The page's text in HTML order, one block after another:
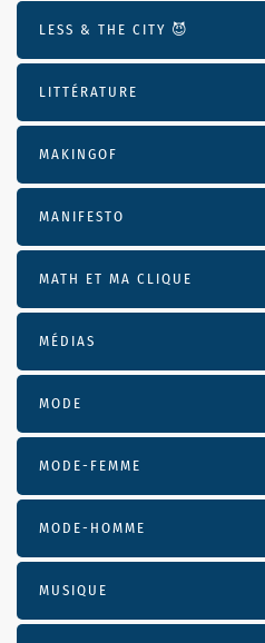
LESS & THE CITY 😈
LITTÉRATURE
MAKINGOF
MANIFESTO
MATH ET MA CLIQUE
MÉDIAS
MODE
MODE-FEMME
MODE-HOMME
MUSIQUE